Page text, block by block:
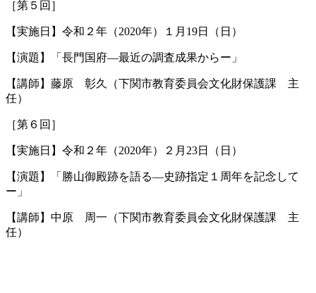
［第５回］
【実施日】令和２年（2020年）１月19日（日）
【演題】「長門国府—最近の調査成果からー」
【講師】藤原 彰久（下関市教育委員会文化財保護課 主
任）
［第６回］
【実施日】令和２年（2020年）２月23日（日）
【演題】「勝山御殿跡を語る—史跡指定１周年を記念して
ー」
【講師】中原 周一（下関市教育委員会文化財保護課 主
任）